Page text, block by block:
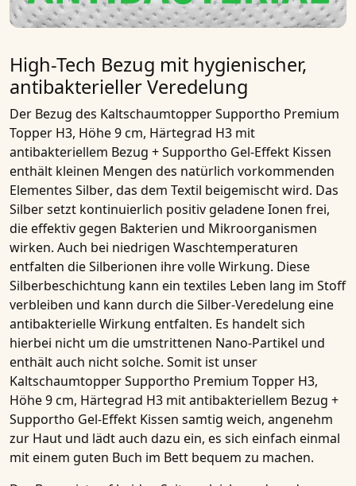
High-Tech Bezug mit hygienischer,
antibakterieller Veredelung
Der Bezug des Kaltschaumtopper Supportho Premium
Topper H3, Höhe 9 cm, Härtegrad H3 mit
antibakteriellem Bezug + Supportho Gel-Effekt Kissen
enthält kleinen Mengen des natürlich vorkommenden
Elementes Silber, das dem Textil beigemischt wird. Das
Silber setzt kontinuierlich positiv geladene Ionen frei,
die effektiv gegen Bakterien und Mikroorganismen
wirken. Auch bei niedrigen Waschtemperaturen
entfalten dieSilberionen ihre volle Wirkung. Diese
Silberbeschichtung kann ein textiles Leben lang im Stoff
verbleiben und kann durch dieSilber-Veredelung eine
antibakterielle Wirkung entfalten. Es handelt sich
hierbei nicht um die umstrittenen Nano-Partikel und
enthält auch nicht solche. Somit ist unser
Kaltschaumtopper Supportho Premium Topper H3,
Höhe 9 cm, Härtegrad H3 mit antibakteriellem Bezug +
Supportho Gel-Effekt Kissen samtig weich, angenehm
zur Haut und lädt auch dazu ein, es sich einfach einmal
mit einem guten Buch im Bett bequem zu machen.